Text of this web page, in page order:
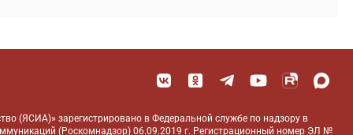
(ЯСИА)» зарегистрировано в Федеральной службе по надзору в
(Роскомнадзор) 06.09.2019 г. Регистрационный номер ЭЛ №